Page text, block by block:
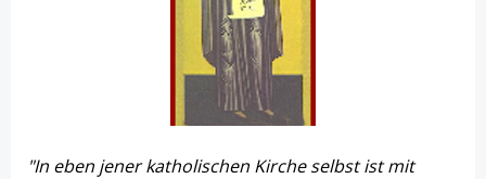
"In eben jener katholischen Kirche selbst ist mit